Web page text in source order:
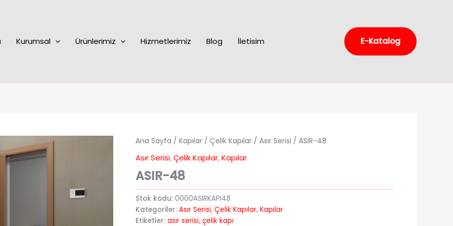
Kurumsal Ürünlerimiz Hizmetlerimiz Blog İletisim E-Katalog
Ana Sayfa /Kapılar /Çelik Kapılar /Asır Serisi / ASIR-48
Asır Serisi,Çelik Kapılar,Kapılar
ASIR-48
Stok kodu:0000ASIRKAPI48
Kategoriler:Asır Serisi,Çelik Kapılar,Kapılar
Etiketler:asır serisi,çelik kapı